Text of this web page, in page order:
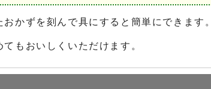
かずを刻んで具にすると簡単にできます。
もおいしくいただけます。